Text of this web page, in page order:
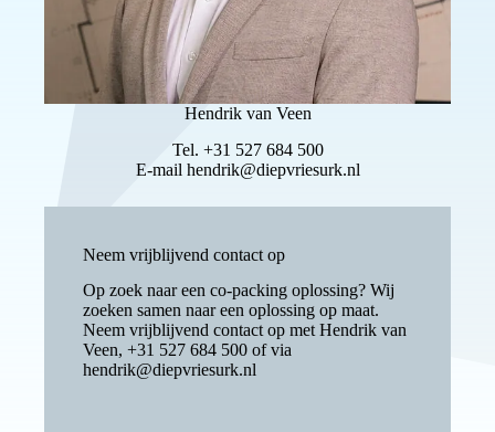
Hendrik van Veen
Tel. +31 527 684 500
E-mail hendrik@diepvriesurk.nl
Neem vrijblijvend contact op
Op zoek naar een co-packing oplossing? Wij
zoeken samen naar een oplossing op maat.
Neem vrijblijvend contact op met Hendrik van
Veen, +31 527 684 500 of via
hendrik@diepvriesurk.nl